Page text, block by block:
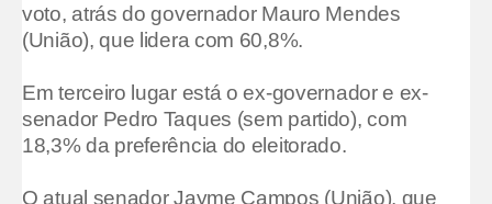
voto, atrás do governador Mauro Mendes
(União), que lidera com 60,8%.
Em terceiro lugar está o ex-governador e ex-
senador Pedro Taques (sem partido), com
18,3% da preferência do eleitorado.
O atual senador Jayme Campos (União), que